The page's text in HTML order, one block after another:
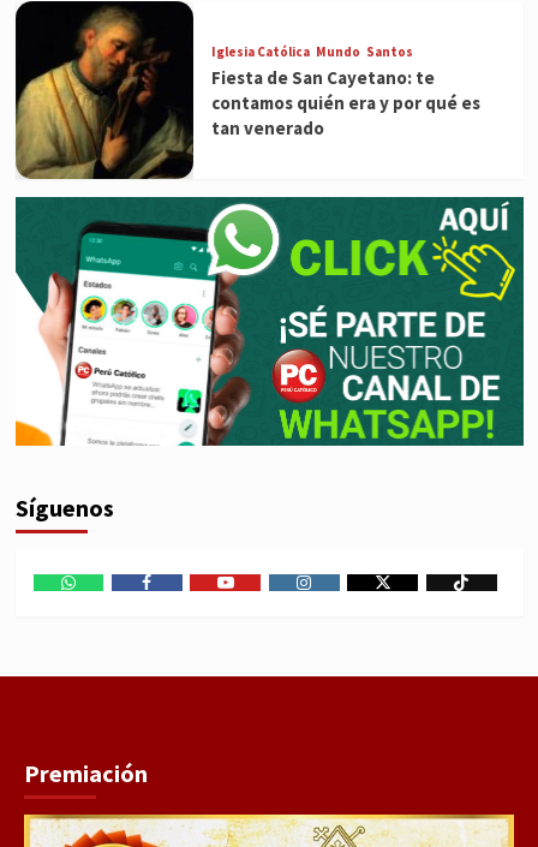
Iglesia Católica Mundo Santos
Fiesta de San Cayetano: te
contamos quién era y por qué es
tan venerado
Síguenos
Premiación